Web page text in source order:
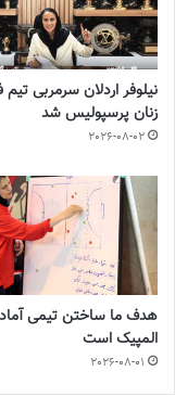
نیلوفر اردلان سرمربی تیم
زنان پرسپولیس شد
2026-08-02
هدف ما ساختن تیمی
المپیک است
2026-08-01